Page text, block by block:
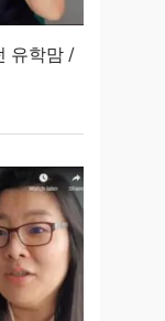
유학맘 /